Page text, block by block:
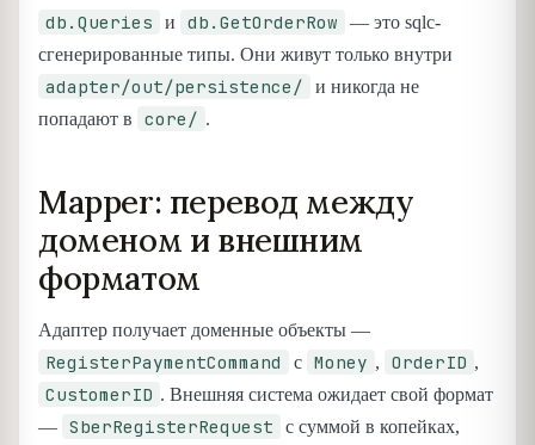
db.Queries и db.GetOrderRow
— это sqlc-
сгенерированные типы. Они живут только внутри
adapter/out/persistence/
и никогда не
попадают в
core/ .
Mapper: перевод между
доменом и внешним
форматом
Адаптер получает доменные объекты —
RegisterPaymentCommand с Money , OrderID ,
CustomerID . Внешняя система ожидает свой формат
— SberRegisterRequest
с суммой в копейках,